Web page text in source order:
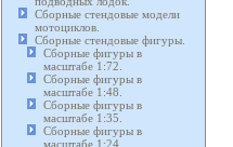
Сборные стендовые модели
мотоциклов.
Сборные стендовые фигуры.
Сборные фигуры в
масштабе 1:72.
Сборные фигуры в
масштабе 1:48.
Сборные фигуры в
масштабе 1:35.
Сборные фигуры в
масштабе 1:24.